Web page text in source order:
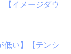
【イメージダウ
低い】【テンシ